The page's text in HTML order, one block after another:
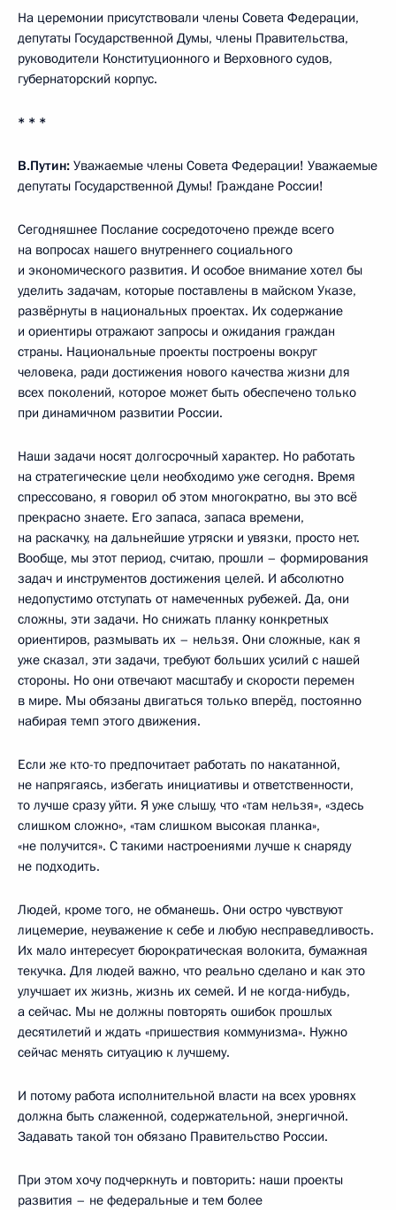
На церемонии присутствовали члены Совета Федерации,
депутаты Государственной Думы, члены Правительства,
руководители Конституционного и Верховного судов,
губернаторский корпус.
* * *
В.Путин: Уважаемые члены Совета Федерации! Уважаемые
депутаты Государственной Думы! Граждане России!
Сегодняшнее Послание сосредоточено прежде всего
на вопросах нашего внутреннего социального
и экономического развития. И особое внимание хотел бы
уделить задачам, которые поставлены в майском Указе,
развёрнуты в национальных проектах. Их содержание
и ориентиры отражают запросы и ожидания граждан
страны. Национальные проекты построены вокруг
человека, ради достижения нового качества жизни для
всех поколений, которое может быть обеспечено только
при динамичном развитии России.
Наши задачи носят долгосрочный характер. Но работать
на стратегические цели необходимо уже сегодня. Время
спрессовано, я говорил об этом многократно, вы это всё
прекрасно знаете. Его запаса, запаса времени,
на раскачку, на дальнейшие утряски и увязки, просто нет.
Вообще, мы этот период, считаю, прошли – формирования
задач и инструментов достижения целей. И абсолютно
недопустимо отступать от намеченных рубежей. Да, они
сложны, эти задачи. Но снижать планку конкретных
ориентиров, размывать их – нельзя. Они сложные, как я
уже сказал, эти задачи, требуют больших усилий с нашей
стороны. Но они отвечают масштабу и скорости перемен
в мире. Мы обязаны двигаться только вперёд, постоянно
набирая темп этого движения.
Если же кто-то предпочитает работать по накатанной,
не напрягаясь, избегать инициативы и ответственности,
то лучше сразу уйти. Я уже слышу, что «там нельзя», «здесь
слишком сложно», «там слишком высокая планка»,
«не получится». С такими настроениями лучше к снаряду
не подходить.
Людей, кроме того, не обманешь. Они остро чувствуют
лицемерие, неуважение к себе и любую несправедливость.
Их мало интересует бюрократическая волокита, бумажная
текучка. Для людей важно, что реально сделано и как это
улучшает их жизнь, жизнь их семей. И не когда-нибудь,
а сейчас. Мы не должны повторять ошибок прошлых
десятилетий и ждать «пришествия коммунизма». Нужно
сейчас менять ситуацию к лучшему.
И потому работа исполнительной власти на всех уровнях
должна быть слаженной, содержательной, энергичной.
Задавать такой тон обязано Правительство России.
При этом хочу подчеркнуть и повторить: наши проекты
развития – не федеральные и тем более